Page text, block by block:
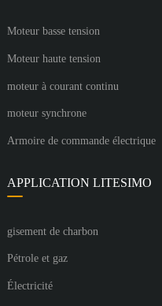
Moteur basse tension
Moteur haute tension
moteur à courant continu
moteur synchrone
Armoire de commande électrique
APPLICATION LITESIMO
gisement de charbon
Pétrole et gaz
Électricité